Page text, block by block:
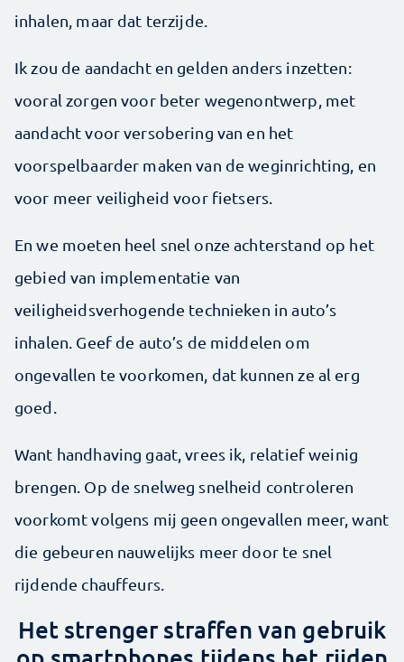
inhalen, maar dat terzijde.
Ik zou de aandacht en gelden anders inzetten:
vooral zorgen voor beter wegenontwerp, met
aandacht voor versobering van en het
voorspelbaarder maken van de weginrichting, en
voor meer veiligheid voor fietsers.
En we moeten heel snel onze achterstand op het
gebied van implementatie van
veiligheidsverhogende technieken in auto’s
inhalen. Geef de auto’s de middelen om
ongevallen te voorkomen, dat kunnen ze al erg
goed.
Want hand­having gaat, vrees ik, relatief weinig
brengen. Op de snelweg snelheid controleren
voorkomt volgens mij geen ongevallen meer, want
die gebeuren nauwelijks meer door te snel
rijdende chauffeurs.
Het strenger straffen van gebruik